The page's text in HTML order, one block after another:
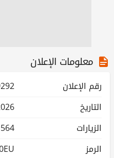
معلومات الإعلان
رقم الإعلان
التاريخ
الزيارات
564
الرمز